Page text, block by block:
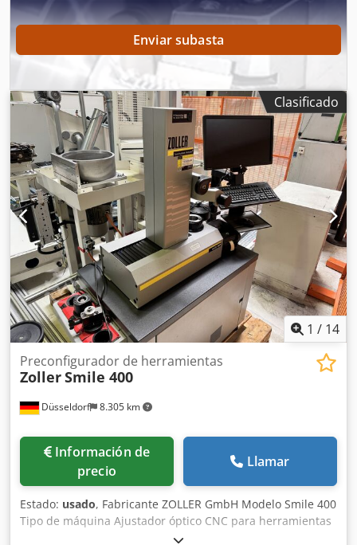
Enviar subasta
Clasificado
1 / 14
Düsseldorf 8.305 km
Preconfigurador de herramientas
ZollerSmile 400
Información de
precio
Llamar
Estado: usado, Fabricante ZOLLER GmbH Modelo Smile 400
Tipo de máquina Ajustador óptico CNC para herramientas
/ Máquina de medición de herramientas Sistema de